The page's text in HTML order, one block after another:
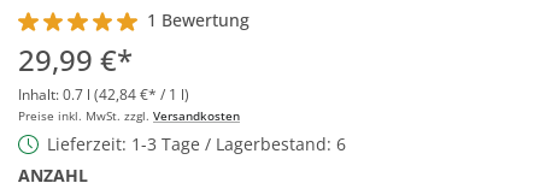
Durchschnittliche Bewertung von 5 von 5 Sternen
1 Bewertung
29,99 €*
Inhalt:0.7 l (42,84 €* / 1 l)
Preise inkl. MwSt. zzgl. Versandkosten
Lieferzeit: 1-3 Tage / Lagerbestand: 6
ANZAHL